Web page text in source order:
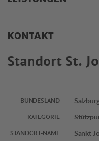
KONTAKT
Standort St.
BUNDESLAND Salzburg
KATEGORIE
STANDORT-NAME Sankt